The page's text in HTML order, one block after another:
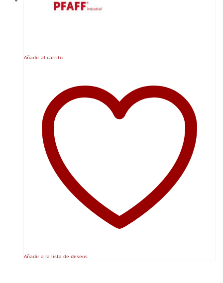
Añadir al carrito
Añadir a la lista de deseos